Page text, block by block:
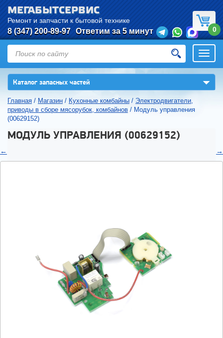
МЕГАБЫТСЕРВИС
Ремонт и запчасти к бытовой технике
8 (347) 200-89-97 Ответим за 5 минут 0
Каталог запасных частей ▼
Главная / Магазин / Кухонные комбайны / Электродвигатели,
приводы в сборе мясорубок, комбайнов / Модуль управления
(00629152)
МОДУЛЬ УПРАВЛЕНИЯ (00629152)
← →